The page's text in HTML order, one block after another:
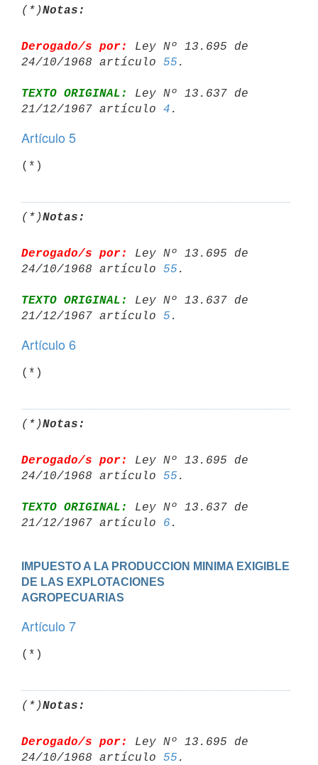
(*)Notas:
Derogado/s por:
Ley Nº 13.695 de
24/10/1968 artículo 55
TEXTO ORIGINAL:
Ley Nº 13.637 de
21/12/1967 artículo 4
Artículo 5
(*)
(*)Notas:
Derogado/s por:
Ley Nº 13.695 de
24/10/1968 artículo 55
TEXTO ORIGINAL:
Ley Nº 13.637 de
21/12/1967 artículo 5
Artículo 6
(*)Notas:
Derogado/s por:
Ley Nº 13.695 de
24/10/1968 artículo 55
TEXTO ORIGINAL:
Ley Nº 13.637 de
21/12/1967 artículo 6
IMPUESTO A LA PRODUCCION MINIMA EXIGIBLE
DE LAS EXPLOTACIONES
AGROPECUARIAS
Artículo 7
(*)
(*)Notas:
Derogado/s por:
Ley Nº 13.695 de
24/10/1968 artículo 55